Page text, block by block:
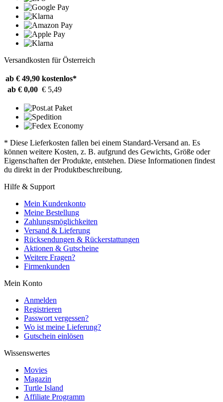
Versandkosten für Österreich
ab € 49,90 kostenlos*
ab € 0,00 € 5,49
* Diese Lieferkosten fallen bei einem Standard-Versand an. Es
können weitere Kosten, z. B. aufgrund des Gewichts, Größe oder
Eigenschaften der Produkte, entstehen. Diese Informationen findest
du direkt in der Produktbeschreibung.
Hilfe & Support
Mein Kundenkonto
Meine Bestellung
Zahlungsmöglichkeiten
Versand & Lieferung
Rücksendungen & Rückerstattungen
Aktionen & Gutscheine
Weitere Fragen?
Firmenkunden
Mein Konto
Anmelden
Registrieren
Passwort vergessen?
Wo ist meine Lieferung?
Gutschein einlösen
Wissenswertes
Movies
Magazin
Turtle Island
Affiliate Programm